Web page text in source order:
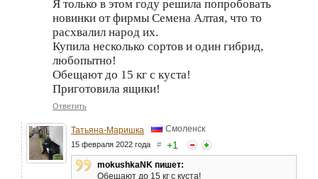
Я только в этом году решила попробовать
новинки от фирмы Семена Алтая, что то
расхвалил народ их.
Купила несколько сортов и один гибрид,
любопытно!
Обещают до 15 кг с куста!
Приготовила ящики!
Ответить
Татьяна-Маришка Смоленск
15 февраля 2022 года # +1
mokushkaNK пишет:
Обещают до 15 кг с куста!